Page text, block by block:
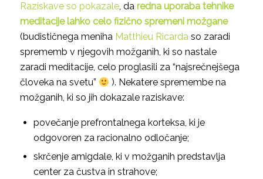
Raziskave so pokazale, da redna uporaba tehnike
meditacije lahko celo fizično spremeni možgane
(budističnega meniha Matthieu Ricardaso zaradi
sprememb v njegovih možganih, ki so nastale
zaradi meditacije, celo proglasili za “najsrečnejšega
človeka na svetu”
). Nekatere spremembe na
možganih, ki so jih dokazale raziskave:
povečanje prefrontalnega korteksa, ki je
odgovoren za racionalno odločanje;
skrčenje amigdale, ki v možganih predstavlja
center za čustva in strahove;